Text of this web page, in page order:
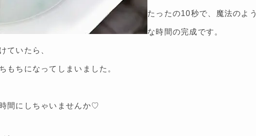
たったの10秒で、魔法のよう
な時間の完成です。
ていたら、
もちになってしまいました。
間にしちゃいませんか♡